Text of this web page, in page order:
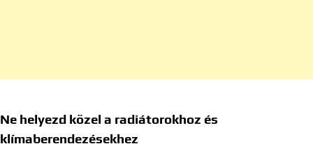
Ne helyezd közel a radiátorokhoz és
klímaberendezésekhez